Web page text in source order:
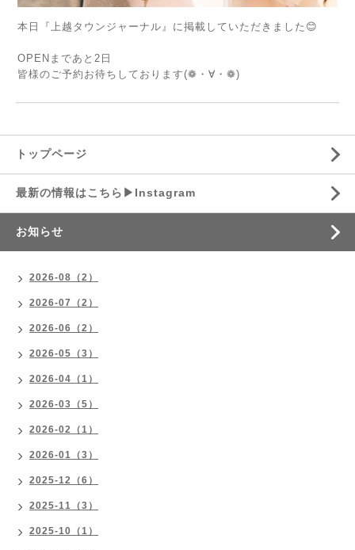
本日『上越タウンジャーナル』に掲載していただきました😊
OPENまであと2日
皆様のご予約お待ちしております(❁︎・∀︎・❁︎)
トップページ
最新の情報はこちら▶︎Instagram
お知らせ
2026-08（2）
2026-07（2）
2026-06（2）
2026-05（3）
2026-04（1）
2026-03（5）
2026-02（1）
2026-01（3）
2025-12（6）
2025-11（3）
2025-10（1）